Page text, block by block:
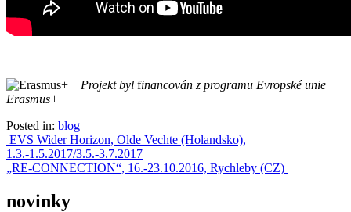
Projekt byl financován z programu Evropské unie
Erasmus+
Posted in: blog
Post
navigation
EVS Wider Horizon, Olde Vechte (Holandsko),
1.3.-1.5.2017/3.5.-3.7.2017
„RE-CONNECTION“, 16.-23.10.2016, Rychleby (CZ)
novinky